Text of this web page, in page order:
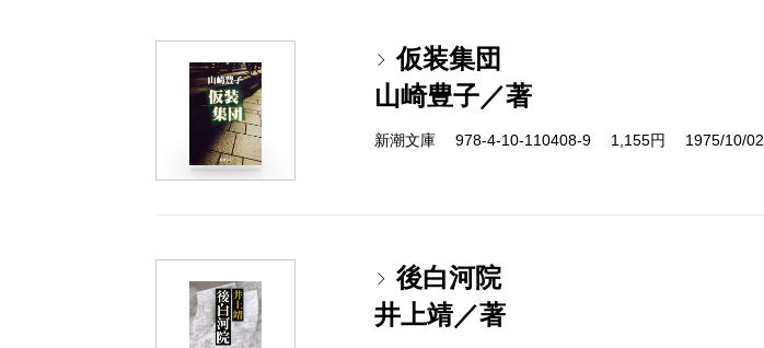
仮装集団
山崎豊子／著
新潮文庫 978-4-10-110408-9 1,155円 1975/10/02
後白河院
井上靖／著